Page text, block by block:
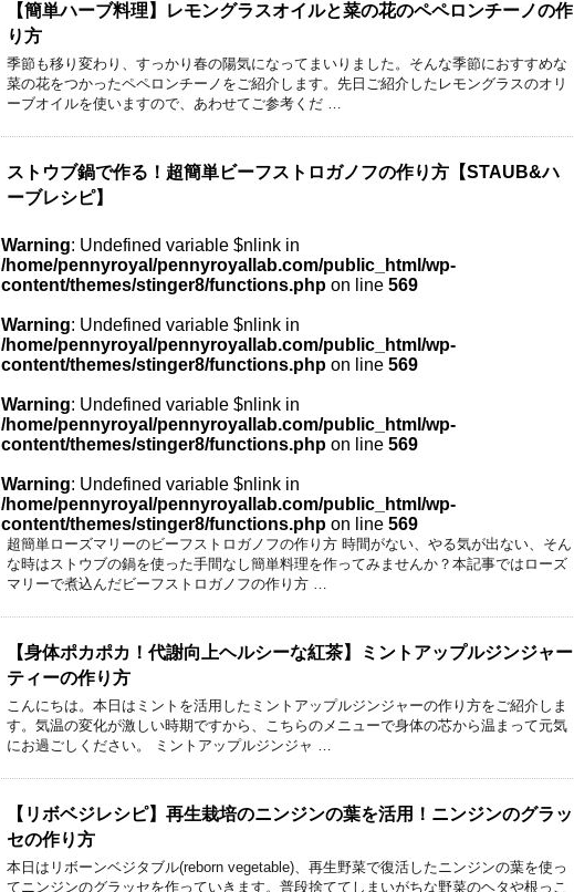
【簡単ハーブ料理】レモングラスオイルと菜の花のペペロンチーノの作
り方
季節も移り変わり、すっかり春の陽気になってまいりました。そんな季節におすすめな
菜の花をつかったペペロンチーノをご紹介します。先日ご紹介したレモングラスのオリ
ーブオイルを使いますので、あわせてご参考くだ …
ストウブ鍋で作る！超簡単ビーフストロガノフの作り方【STAUB&ハ
ーブレシピ】
Warning: Undefined variable $nlink in
/home/pennyroyal/pennyroyallab.com/public_html/wp-
content/themes/stinger8/functions.php on line 569
Warning: Undefined variable $nlink in
/home/pennyroyal/pennyroyallab.com/public_html/wp-
content/themes/stinger8/functions.php on line 569
Warning: Undefined variable $nlink in
/home/pennyroyal/pennyroyallab.com/public_html/wp-
content/themes/stinger8/functions.php on line 569
Warning: Undefined variable $nlink in
/home/pennyroyal/pennyroyallab.com/public_html/wp-
content/themes/stinger8/functions.php on line 569
超簡単ローズマリーのビーフストロガノフの作り方 時間がない、やる気が出ない、そん
な時はストウブの鍋を使った手間なし簡単料理を作ってみませんか？本記事ではローズ
マリーで煮込んだビーフストロガノフの作り方 …
【身体ポカポカ！代謝向上ヘルシーな紅茶】ミントアップルジンジャー
ティーの作り方
こんにちは。本日はミントを活用したミントアップルジンジャーの作り方をご紹介しま
す。気温の変化が激しい時期ですから、こちらのメニューで身体の芯から温まって元気
にお過ごしください。 ミントアップルジンジャ …
【リボベジレシピ】再生栽培のニンジンの葉を活用！ニンジンのグラッ
セの作り方
本日はリボーンベジタブル(reborn vegetable)、再生野菜で復活したニンジンの葉を使っ
てニンジンのグラッセを作っていきます。普段捨ててしまいがちな野菜のヘタや根っこ